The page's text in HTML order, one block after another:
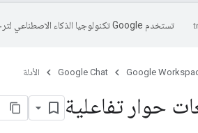
تستخدم Google تكنولوجيا الذكاء الاصطناعي لترجمة المحتوى إلى لغتك المفضّلة، وقد تتضمّن بعض الأخطاء.
Google
Google Chat الأدلة
حوار تفاعلية